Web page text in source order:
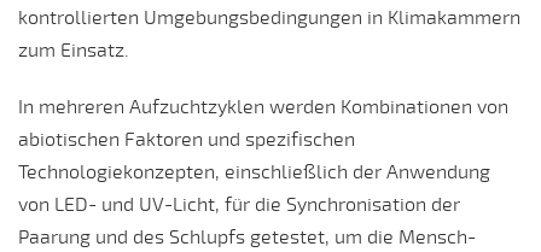
kontrollierten Umgebungsbedingungen in Klimakammern
zum Einsatz.
In mehreren Aufzuchtzyklen werden Kombinationen von
abiotischen Faktoren und spezifischen
Technologiekonzepten, einschließlich der Anwendung
von LED- und UV-Licht, für die Synchronisation der
Paarung und des Schlupfs getestet, um die Mensch-